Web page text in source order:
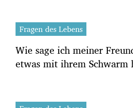
Fragen des Lebens
Wie sage ich meiner
etwas mit ihrem Schwarm